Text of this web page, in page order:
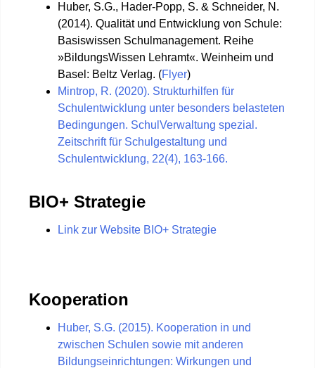
Huber, S.G., Hader-Popp, S. & Schneider, N.
(2014). Qualität und Entwicklung von Schule:
Basiswissen Schulmanagement. Reihe
»BildungsWissen Lehramt«. Weinheim und
Basel: Beltz Verlag. (Flyer)
Mintrop, R. (2020). Strukturhilfen für
Schulentwicklung unter besonders belasteten
Bedingungen. SchulVerwaltung spezial.
Zeitschrift für Schulgestaltung und
Schulentwicklung, 22(4), 163-166.
BIO+ Strategie
Link zur Website BIO+ Strategie
Kooperation
Huber, S.G. (2015). Kooperation in und
zwischen Schulen sowie mit anderen
Bildungseinrichtungen: Wirkungen und